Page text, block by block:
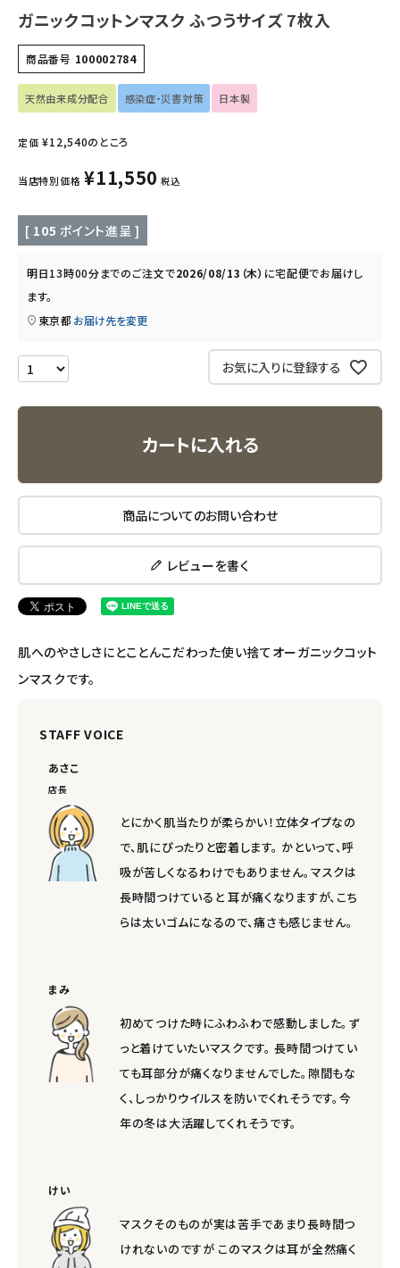
フェムケア
インナー・下着・ナイトウェア
キッズ・ベビー・マタニティ
キッチン用品
フード・ドリンク
ブランド
定期購入
オリジナルブランド
ナチュラプラス
アルマウィン
アルモニベルツ
コラム・スタッフのおすすめ
ご利用ガイド等
アカウント情報
ようこそ ゲスト 様
ログイン person 会員登録
ガニックコットンマスク ふつうサイズ 7枚入
商品番号 100002784
天然由来成分配合 感染症・災害対策 日本製
定価 ¥12,540のところ
当店特別価格 ¥11,550 税込
[ 105 ポイント進呈 ]
明日13時00分までのご注文で2026/08/13（木） に宅配便でお届けし
ます。
東京都 お届け先を変更
お気に入りに登録する
カートに入れる
商品についてのお問い合わせ
レビューを書く
肌へのやさしさにとことんこだわった使い捨てオーガニックコット
ンマスクです。
STAFF VOICE
あさこ
店長
とにかく肌当たりが柔らかい！立体タイプなの
で、肌にぴったりと密着します。 かといって、呼
吸が苦しくなるわけでもありません。マスクは
長時間つけていると 耳が痛くなりますが、こち
らは太いゴムになるので、痛さも感じません。
まみ
初めてつけた時にふわふわで感動しました。ず
っと着けていたいマスクです。 長時間つけてい
ても耳部分が痛くなりませんでした。隙間もな
く、しっかりウイルスを防いでくれそうです。今
年の冬は大活躍してくれそうです。
けい
マスクそのものが実は苦手であまり長時間つ
けれないのですが このマスクは耳が全然痛く